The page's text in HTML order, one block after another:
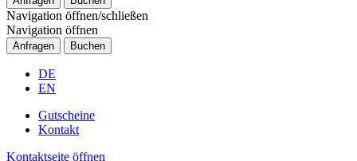
Navigation öffnen/schließen
Navigation öffnen
Anfragen Buchen
DE
EN
Gutscheine
Kontakt
Kontaktseite öffnen